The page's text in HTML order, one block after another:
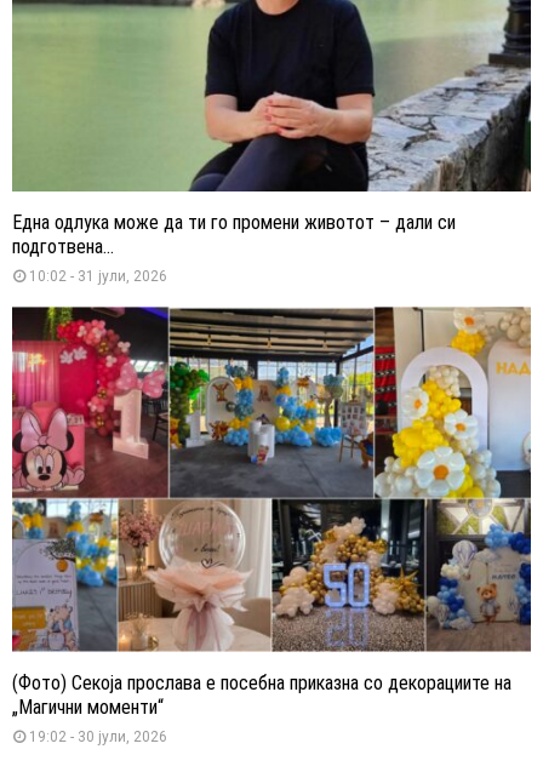
Една одлука може да ти го промени животот – дали си
подготвена...
10:02 - 31 јули, 2026
(Фото) Секоја прослава е посебна приказна со декорациите на
„Магични моменти“
19:02 - 30 јули, 2026